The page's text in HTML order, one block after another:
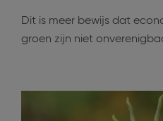
Dit is meer bewijs dat
groen zijn niet